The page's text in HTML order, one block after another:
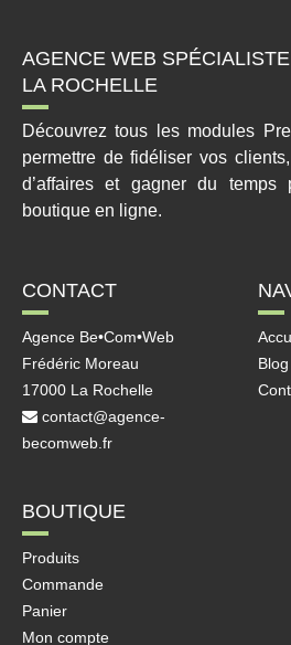
AGENCE WEB
LA ROCHELLE
Découvrez tous les modules
permettre de fidéliser vos
d’affaires et gagner du temps
boutique en ligne.
CONTACT
Agence Be•Com•Web
Frédéric Moreau
17000 La Rochelle
contact@agence-
becomweb.fr
Blog
BOUTIQUE
Produits
Commande
Panier
Mon compte